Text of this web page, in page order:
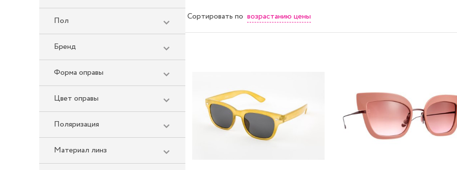
Пол
Бренд
Форма оправы
Цвет оправы
Поляризация
Материал линз
Сортировать по возрастанию цены